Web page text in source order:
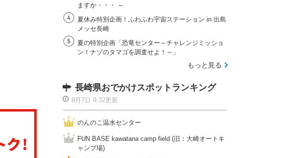
ますか・・・ ～
夏休み特別企画！ふわふわ宇宙ステーション in 出島
メッセ長崎
夏の特別企画「恐竜センター～チャレンジミッショ
ン！ナゾのタマゴを調査せよ！～」
もっと見る
長崎県おでかけスポットランキング
8月7日 9:32更新
のんのこ温水センター
FUN BASE kawatana camp field (旧：大崎オートキ
ャンプ場)